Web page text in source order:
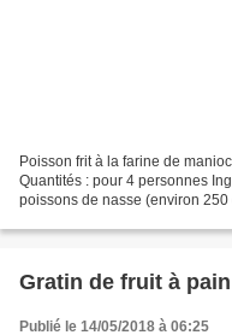
Poisson frit à la farine de
Quantités : pour 4 personnes
poissons de nasse (environ
Gratin de fruit à pain
Publié le 14/05/2018 à 06:25